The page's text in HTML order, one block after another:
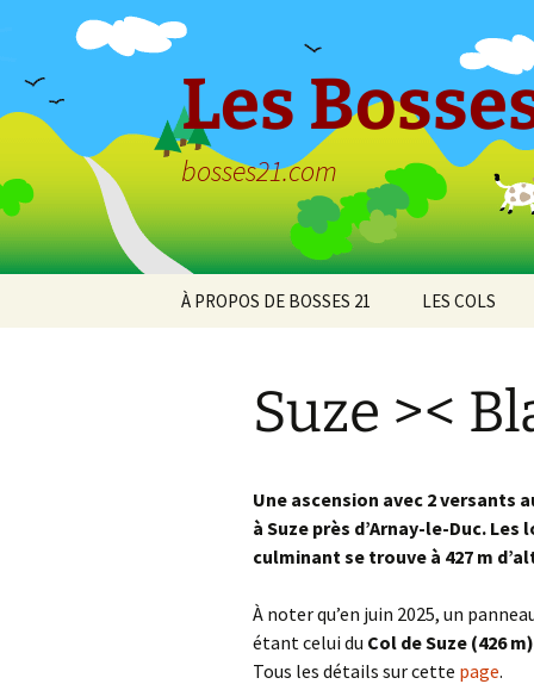
Les
bosses21.com
À PROPOS DE BOSSES 21 LES COLS
Col de
l’Ormeau
Col de la
Col de Pique-
Col du
Suze ><
Une ascension avec 2
à Suze près d’Arnay-le-Duc.
culminant se trouve à 427 m
À noter qu’en juin 2025, un
étant celui du Col de Suze (426
Tous les détails sur cette page.